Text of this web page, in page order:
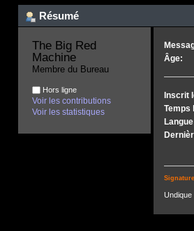
Résumé
The Big Red
Machine
Membre du Bureau
Hors ligne
Voir les contributions
Voir les statistiques
Âge:
Inscrit
Temps
Undique